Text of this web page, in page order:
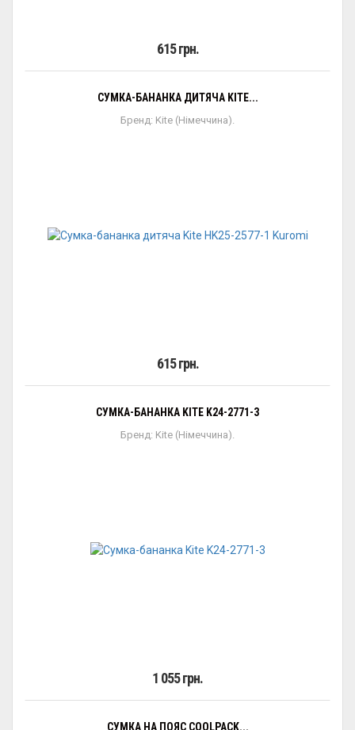
615 грн.
СУМКА-БАНАНКА ДИТЯЧА KITE...
Бренд: Kite (Німеччина).
615 грн.
СУМКА-БАНАНКА KITE K24-2771-3
Бренд: Kite (Німеччина).
1 055 грн.
СУМКА НА ПОЯС COOLPACK...